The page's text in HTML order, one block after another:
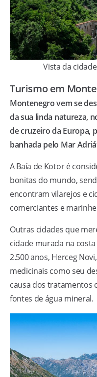
Vista da
Turismo em
Montenegro vem se
da sua linda natureza,
de cruzeiro da Europa,
banhada pelo Mar
A Baía de Kotor é
bonitas do mundo,
encontram vilarejos e
comerciantes e
Outras cidades que
cidade murada na
2.500 anos, Herceg
medicinais como seu
causa dos tratamentos
fontes de água mineral.